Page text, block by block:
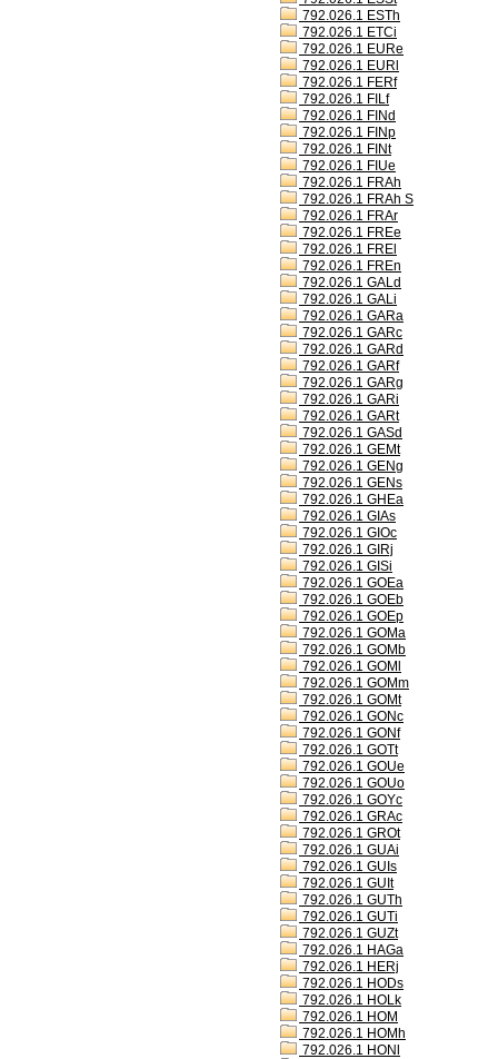
792.026.1 ESTh
792.026.1 ETCi
792.026.1 EURe
792.026.1 EURl
792.026.1 FERf
792.026.1 FILf
792.026.1 FINd
792.026.1 FINp
792.026.1 FINt
792.026.1 FIUe
792.026.1 FRAh
792.026.1 FRAh S
792.026.1 FRAr
792.026.1 FREe
792.026.1 FREl
792.026.1 FREn
792.026.1 GALd
792.026.1 GALi
792.026.1 GARa
792.026.1 GARc
792.026.1 GARd
792.026.1 GARf
792.026.1 GARg
792.026.1 GARi
792.026.1 GARt
792.026.1 GASd
792.026.1 GEMt
792.026.1 GENg
792.026.1 GENs
792.026.1 GHEa
792.026.1 GIAs
792.026.1 GIOc
792.026.1 GIRj
792.026.1 GISi
792.026.1 GOEa
792.026.1 GOEb
792.026.1 GOEp
792.026.1 GOMa
792.026.1 GOMb
792.026.1 GOMl
792.026.1 GOMm
792.026.1 GOMt
792.026.1 GONc
792.026.1 GONf
792.026.1 GOTt
792.026.1 GOUe
792.026.1 GOUo
792.026.1 GOYc
792.026.1 GRAc
792.026.1 GROt
792.026.1 GUAi
792.026.1 GUIs
792.026.1 GUIt
792.026.1 GUTh
792.026.1 GUTi
792.026.1 GUZt
792.026.1 HAGa
792.026.1 HERj
792.026.1 HODs
792.026.1 HOLk
792.026.1 HOM
792.026.1 HOMh
792.026.1 HONl